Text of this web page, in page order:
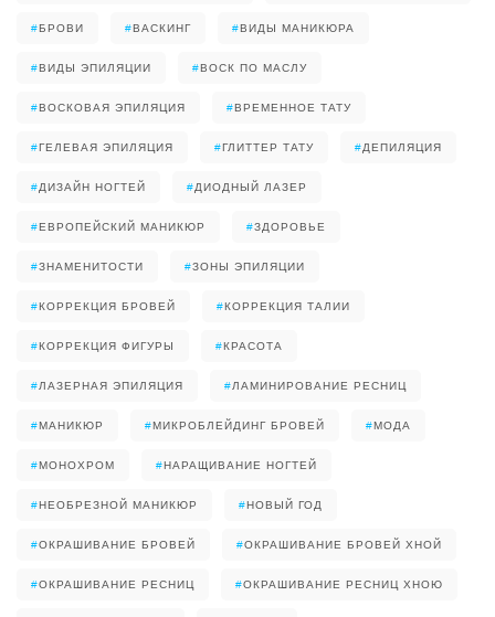
#БРОВИ #ВАСКИНГ #ВИДЫ МАНИКЮРА
#ВИДЫ ЭПИЛЯЦИИ #ВОСК ПО МАСЛУ
#ВОСКОВАЯ ЭПИЛЯЦИЯ #ВРЕМЕННОЕ ТАТУ
#ГЕЛЕВАЯ ЭПИЛЯЦИЯ #ГЛИТТЕР ТАТУ #ДЕПИЛЯЦИЯ
#ДИЗАЙН НОГТЕЙ #ДИОДНЫЙ ЛАЗЕР
#ЕВРОПЕЙСКИЙ МАНИКЮР #ЗДОРОВЬЕ
#ЗНАМЕНИТОСТИ #ЗОНЫ ЭПИЛЯЦИИ
#КОРРЕКЦИЯ БРОВЕЙ #КОРРЕКЦИЯ ТАЛИИ
#КОРРЕКЦИЯ ФИГУРЫ #КРАСОТА
#ЛАЗЕРНАЯ ЭПИЛЯЦИЯ #ЛАМИНИРОВАНИЕ РЕСНИЦ
#МАНИКЮР #МИКРОБЛЕЙДИНГ БРОВЕЙ #МОДА
#МОНОХРОМ #НАРАЩИВАНИЕ НОГТЕЙ
#НЕОБРЕЗНОЙ МАНИКЮР #НОВЫЙ ГОД
#ОКРАШИВАНИЕ БРОВЕЙ #ОКРАШИВАНИЕ БРОВЕЙ ХНОЙ
#ОКРАШИВАНИЕ РЕСНИЦ #ОКРАШИВАНИЕ РЕСНИЦ ХНОЮ